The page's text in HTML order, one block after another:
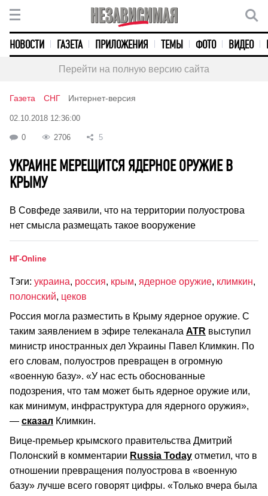
НОВОСТИ ГАЗЕТА ПРИЛОЖЕНИЯ ТЕМЫ ФОТО ВИДЕО
Перейти на полную версию сайта
Газета СНГ Интернет-версия
02.10.2018 12:36:00
0 2706 5
УКРАИНЕ МЕРЕЩИТСЯ ЯДЕРНОЕ ОРУЖИЕ В
КРЫМУ
В Совфеде заявили, что на территории полуострова
нет смысла размещать такое вооружение
НГ-Online
Тэги: украина, россия, крым, ядерное оружие, климкин,
полонский, цеков
Россия могла разместить в Крыму ядерное оружие. С
таким заявлением в эфире телеканала ATR выступил
министр иностранных дел Украины Павел Климкин. По
его словам, полуостров превращен в огромную
«военную базу». «У нас есть обоснованные
подозрения, что там может быть ядерное оружие или,
как минимум, инфраструктура для ядерного оружия»,
— сказал Климкин.
Вице-премьер крымского правительства Дмитрий
Полонский в комментарии Russia Today отметил, что в
отношении превращения полуострова в «военную
базу» лучше всего говорят цифры. «Только вчера была